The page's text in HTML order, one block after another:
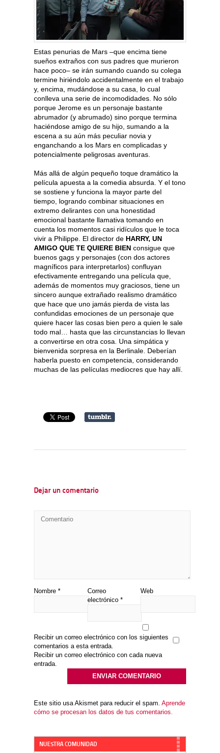
Estas penurias de Mars –que encima tiene
sueños extraños con sus padres que murieron
hace poco– se irán sumando cuando su colega
termine hiriéndolo accidentalmente en el trabajo
y, encima, mudándose a su casa, lo cual
conlleva una serie de incomodidades. No sólo
porque Jerome es un personaje bastante
abrumador (y abrumado) sino porque termina
haciéndose amigo de su hijo, sumando a la
escena a su aún más peculiar novia y
enganchando a los Mars en complicadas y
potencialmente peligrosas aventuras.
Más allá de algún pequeño toque dramático la
película apuesta a la comedia absurda. Y el tono
se sostiene y funciona la mayor parte del
tiempo, logrando combinar situaciones en
extremo delirantes con una honestidad
emocional bastante llamativa tomando en
cuenta los momentos casi ridículos que le toca
vivir a Philippe. El director de HARRY, UN
AMIGO QUE TE QUIERE BIEN consigue que
buenos gags y personajes (con dos actores
magníficos para interpretarlos) confluyan
efectivamente entregando una película que,
además de momentos muy graciosos, tiene un
sincero aunque extrañado realismo dramático
que hace que uno jamás pierda de vista las
confundidas emociones de un personaje que
quiere hacer las cosas bien pero a quien le sale
todo mal… hasta que las circunstancias lo llevan
a convertirse en otra cosa. Una simpática y
bienvenida sorpresa en la Berlinale. Deberían
haberla puesto en competencia, considerando
muchas de las películas mediocres que hay allí.
Dejar un comentario
Nombre *
Correo
electrónico *
Web
Recibir un correo electrónico con los siguientes
comentarios a esta entrada.
Recibir un correo electrónico con cada nueva
entrada.
Este sitio usa Akismet para reducir el spam. Aprende
cómo se procesan los datos de tus comentarios.
NUESTRA COMUNIDAD